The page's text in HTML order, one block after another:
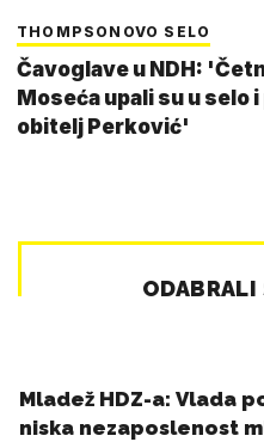
THOMPSONOVO SELO
Čavoglave u NDH:
Moseća upali su u selo
obitelj Perković'